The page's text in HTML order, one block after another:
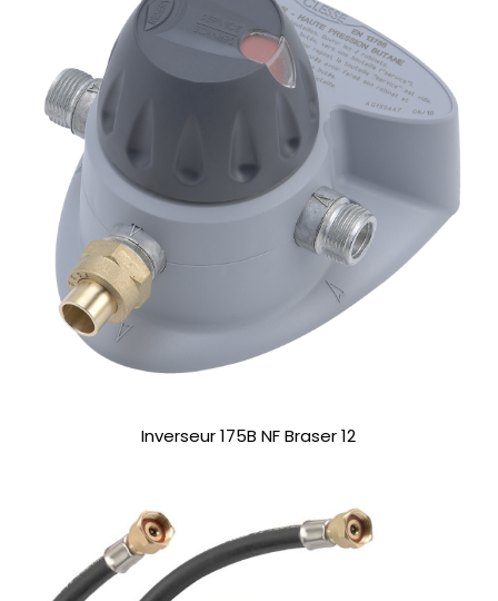
Inverseur 175B NF Braser 12